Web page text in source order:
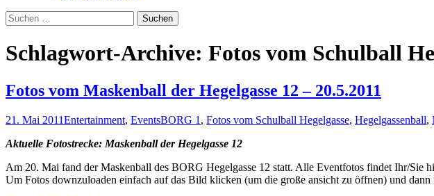
Suchen
nach:
Schlagwort-Archive: Fotos vom Schulball
Fotos vom Maskenball der Hegelgasse 12 – 20.5.2011
21. Mai 2011Entertainment, EventsBORG 1 , Fotos vom Schulball Hegelgasse, Hegelgassenball,
Aktuelle Fotostrecke: Maskenball der Hegelgasse 12
Am 20. Mai fand der Maskenball des BORG Hegelgasse 12 statt. Alle Eventfotos findet Ihr/Sie
Um Fotos downzuloaden einfach auf das Bild klicken (um die große ansicht zu öffnen) und